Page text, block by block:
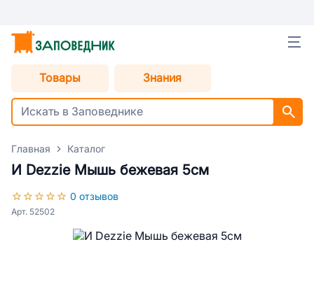
Товары Знания
Главная Каталог
И Dezzie Мышь бежевая 5см
0 отзывов
Арт. 52502